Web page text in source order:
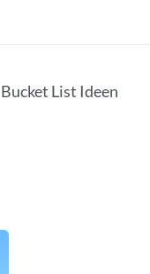
Bucket List Ideen